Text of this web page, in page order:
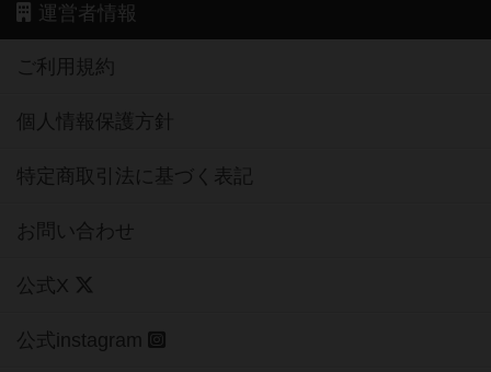
運営者情報
ご利用規約
個人情報保護方針
特定商取引法に基づく表記
お問い合わせ
公式X
公式instagram